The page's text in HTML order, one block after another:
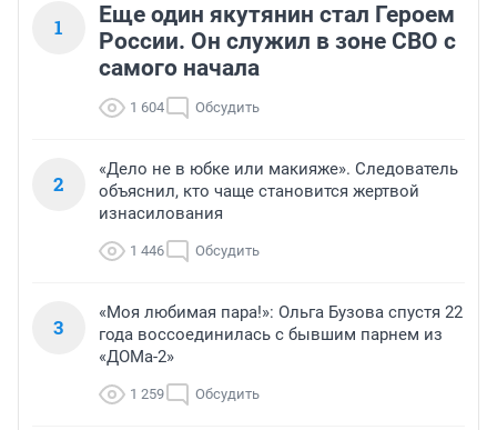
1
Еще один якутянин стал Героем
России. Он служил в зоне СВО с
самого начала
1 604 Обсудить
2
«Дело не в юбке или макияже». Следователь
объяснил, кто чаще становится жертвой
изнасилования
1 446 Обсудить
3
«Моя любимая пара!»: Ольга Бузова спустя 22
года воссоединилась с бывшим парнем из
«ДОМа-2»
1 259 Обсудить